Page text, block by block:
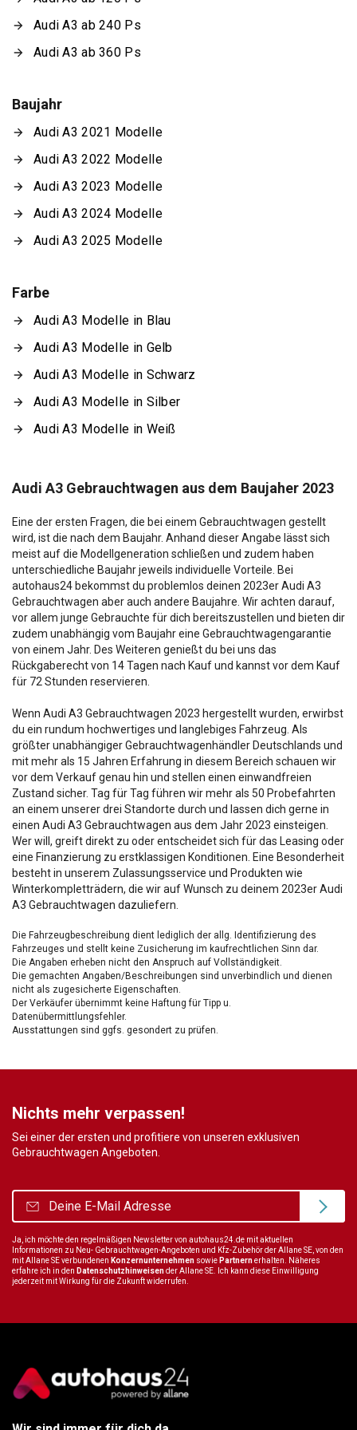
Audi A3 ab 240 Ps
Audi A3 ab 360 Ps
Baujahr
Audi A3 2021 Modelle
Audi A3 2022 Modelle
Audi A3 2023 Modelle
Audi A3 2024 Modelle
Audi A3 2025 Modelle
Farbe
Audi A3 Modelle in Blau
Audi A3 Modelle in Gelb
Audi A3 Modelle in Schwarz
Audi A3 Modelle in Silber
Audi A3 Modelle in Weiß
Audi A3 Gebrauchtwagen aus dem Baujaher 2023
Eine der ersten Fragen, die bei einem Gebrauchtwagen gestellt
wird, ist die nach dem Baujahr. Anhand dieser Angabe lässt sich
meist auf die Modellgeneration schließen und zudem haben
unterschiedliche Baujahr jeweils individuelle Vorteile. Bei
autohaus24 bekommst du problemlos deinen 2023er Audi A3
Gebrauchtwagen aber auch andere Baujahre. Wir achten darauf,
vor allem junge Gebrauchte für dich bereitszustellen und bieten dir
zudem unabhängig vom Baujahr eine Gebrauchtwagengarantie
von einem Jahr. Des Weiteren genießt du bei uns das
Rückgaberecht von 14 Tagen nach Kauf und kannst vor dem Kauf
für 72 Stunden reservieren.
Wenn Audi A3 Gebrauchtwagen 2023 hergestellt wurden, erwirbst
du ein rundum hochwertiges und langlebiges Fahrzeug. Als
größter unabhängiger Gebrauchtwagenhändler Deutschlands und
mit mehr als 15 Jahren Erfahrung in diesem Bereich schauen wir
vor dem Verkauf genau hin und stellen einen einwandfreien
Zustand sicher. Tag für Tag führen wir mehr als 50 Probefahrten
an einem unserer drei Standorte durch und lassen dich gerne in
einen Audi A3 Gebrauchtwagen aus dem Jahr 2023 einsteigen.
Wer will, greift direkt zu oder entscheidet sich für das Leasing oder
eine Finanzierung zu erstklassigen Konditionen. Eine Besonderheit
besteht in unserem Zulassungsservice und Produkten wie
Winterkompletträdern, die wir auf Wunsch zu deinem 2023er Audi
A3 Gebrauchtwagen dazuliefern.
Die Fahrzeugbeschreibung dient lediglich der allg. Identifizierung des
Fahrzeuges und stellt keine Zusicherung im kaufrechtlichen Sinn dar.
Die Angaben erheben nicht den Anspruch auf Vollständigkeit.
Die gemachten Angaben/Beschreibungen sind unverbindlich und dienen
nicht als zugesicherte Eigenschaften.
Der Verkäufer übernimmt keine Haftung für Tipp u.
Datenübermittlungsfehler.
Ausstattungen sind ggfs. gesondert zu prüfen.
Nichts mehr verpassen!
Sei einer der ersten und profitiere von unseren exklusiven
Gebrauchtwagen Angeboten.
Ja, ich möchte den regelmäßigen Newsletter von autohaus24.de mit aktuellen
Informationen zu Neu- Gebrauchtwagen-Angeboten und Kfz-Zubehör der Allane SE, von den
mit Allane SE verbundenen Konzernunternehmen sowie Partnernerhalten. Näheres
erfahre ich in den Datenschutzhinweisender Allane SE. Ich kann diese Einwilligung
jederzeit mit Wirkung für die Zukunft widerrufen.